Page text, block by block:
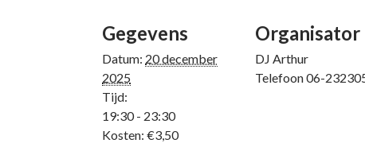
Gegevens
Datum: 20 december
2025
Tijd:
19:30 - 23:30
Kosten: €3,50
Organisator
DJ Arthur
Telefoon06-